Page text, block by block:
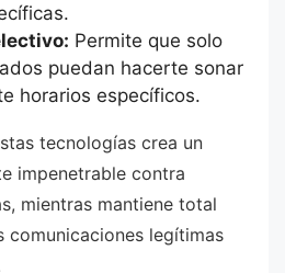
Permite que solo
puedan hacerte sonar
horarios específicos.
tecnologías crea un
impenetrable contra
mientras mantiene total
comunicaciones legítimas